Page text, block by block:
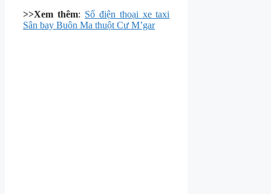
>>Xem thêm: Số điện thoại xe taxi
Sân bay Buôn Ma thuột Cư M’gar